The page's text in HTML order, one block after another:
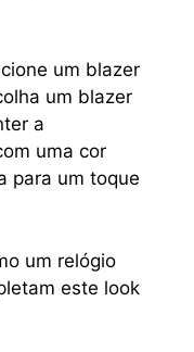
um blazer
um blazer
a
uma cor
para um toque
um relógio
este look